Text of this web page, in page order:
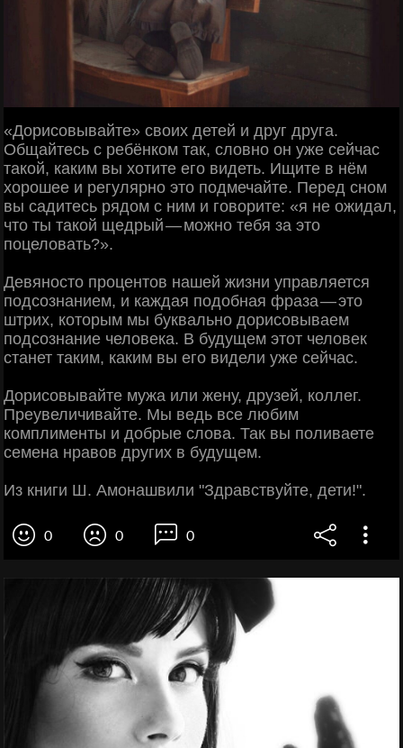
«Дорисовывайте» своих детей и друг друга.
Общайтесь с ребёнком так, словно он уже сейчас
такой, каким вы хотите его видеть. Ищите в нём
хорошее и регулярно это подмечайте. Перед сном
вы садитесь рядом с ним и говорите: «я не ожидал,
что ты такой щедрый — можно тебя за это
поцеловать?».
Девяносто процентов нашей жизни управляется
подсознанием, и каждая подобная фраза — это
штрих, которым мы буквально дорисовываем
подсознание человека. В будущем этот человек
станет таким, каким вы его видели уже сейчас.
Дорисовывайте мужа или жену, друзей, коллег.
Преувеличивайте. Мы ведь все любим
комплименты и добрые слова. Так вы поливаете
семена нравов других в будущем.
Из книги Ш. Амонашвили "Здравствуйте, дети!".
0 0 0